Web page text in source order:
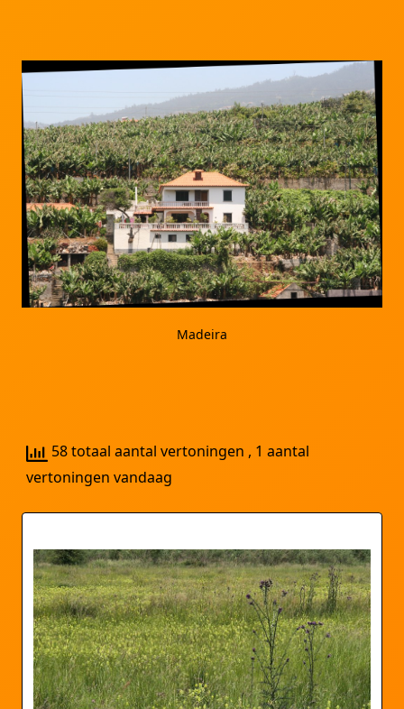
Madeira
58 totaal aantal vertoningen , 1 aantal
vertoningen vandaag